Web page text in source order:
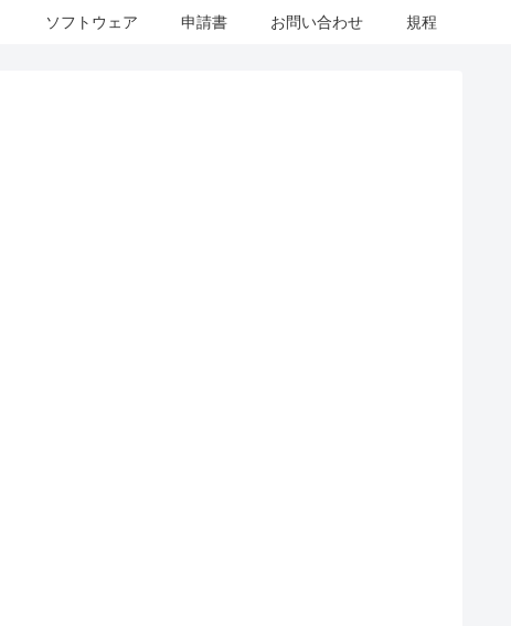
ソフトウェア 申請書 お問い合わせ 規程